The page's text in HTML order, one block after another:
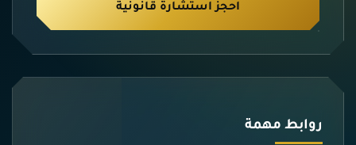
احجز استشارة قانونية
روابط مهمة